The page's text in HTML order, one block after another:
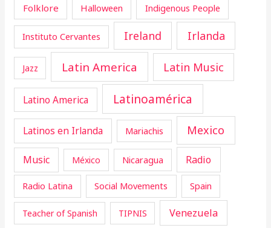
Folklore Halloween Indigenous People
Instituto Cervantes Ireland Irlanda
Jazz Latin America Latin Music
Latino America Latinoamérica
Latinos en Irlanda Mariachis Mexico
Music México Nicaragua Radio
Radio Latina Social Movements Spain
Teacher of Spanish TIPNIS Venezuela